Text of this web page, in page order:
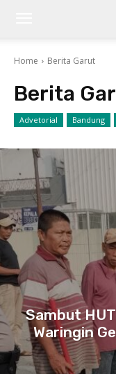
Home Berita Garut
Berita
Advetorial Bandung
Sambut
Waringin